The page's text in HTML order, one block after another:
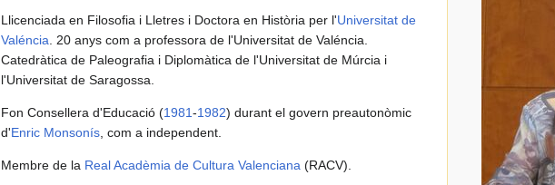
Llicenciada en Filosofia i Lletres i Doctora en Història per l'Universitat de
Valéncia . 20 anys com a professora de l'Universitat de Valéncia.
Catedràtica de Paleografia i Diplomàtica de l'Universitat de Múrcia i
l'Universitat de Saragossa.
Fon Consellera d'Educació (1981-1982) durant el govern preautonòmic
d'Enric Monsonís , com a independent.
Membre de la Real Acadèmia de Cultura Valenciana (RACV).